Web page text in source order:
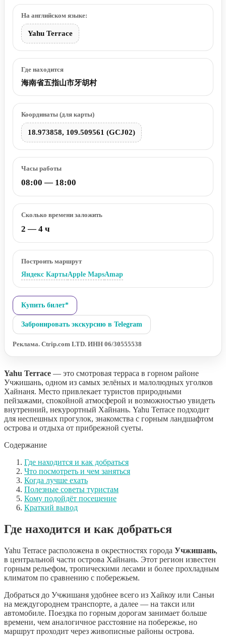
На английском языке:
Yahu Terrace
Где находится
海南省五指山市牙胡村
Координаты (для карты)
18.973858, 109.509561 (GCJ02)
Часы работы
08:00 — 18:00
Сколько времени заложить
2 — 4 ч
Построить маршрут
Яндекс КартыApple MapsAmap
Купить билет*
Забронировать экскурсию в Telegram
Реклама. Ctrip.com LTD. ИНН 06/30555538
Yahu Terrace — это смотровая терраса в горном районе
Учжишань, одном из самых зелёных и малолюдных уголков
Хайнаня. Место привлекает туристов природными
пейзажами, спокойной атмосферой и возможностью увидеть
внутренний, некурортный Хайнань. Yahu Terrace подходит
для неспешных прогулок, знакомства с горным ландшафтом
острова и отдыха от прибрежной суеты.
Содержание
Где находится и как добраться
Что посмотреть и чем заняться
Когда лучше ехать
Полезные советы туристам
Кому подойдёт посещение
Краткий вывод
Где находится и как добраться
Yahu Terrace расположена в окрестностях города Учжишань,
в центральной части острова Хайнань. Этот регион известен
горным рельефом, тропическими лесами и более прохладным
климатом по сравнению с побережьем.
Добраться до Учжишаня удобнее всего из Хайкоу или Саньи
на междугороднем транспорте, а далее — на такси или
автомобиле. Поездка по горным дорогам занимает больше
времени, чем аналогичное расстояние на побережье, но
маршрут проходит через живописные районы острова.